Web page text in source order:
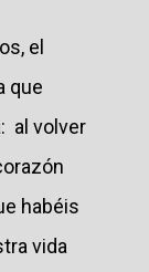
el
que
al volver
habéis
vida